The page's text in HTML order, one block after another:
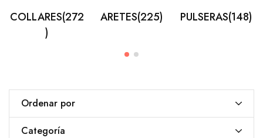
COLLARES(272
)
ARETES(225) PULSERAS(148)
Ordenar por
Categoría